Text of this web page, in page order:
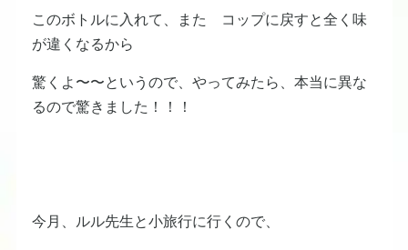
このボトルに入れて、また コップに戻すと全く味
が違くなるから
驚くよ〜〜というので、やってみたら、本当に異な
るので驚きました！！！
今月、ルル先生と小旅行に行くので、